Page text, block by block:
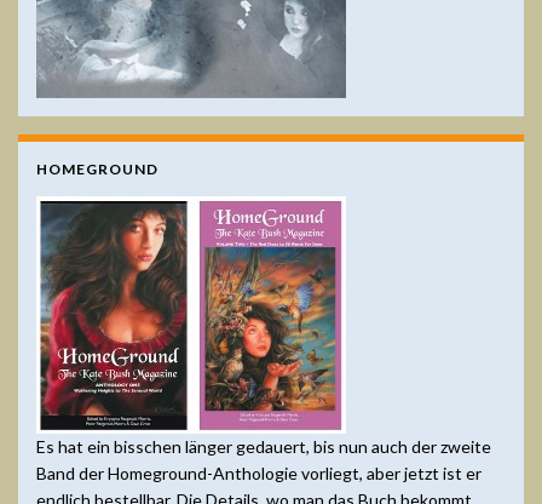
HOMEGROUND
Es hat ein bisschen länger gedauert, bis nun auch der zweite
Band der Homeground-Anthologie vorliegt, aber jetzt ist er